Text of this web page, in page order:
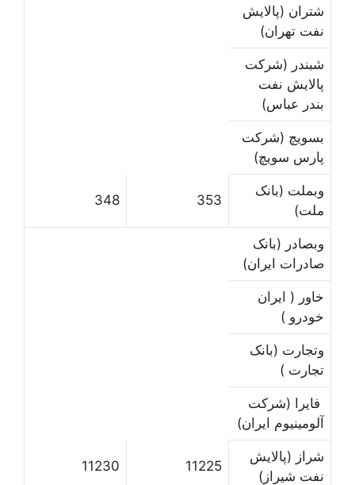
شتران (پالایش
نفت تهران)
شبندر (شرکت
پالایش نفت
بندر عباس)
بسویچ (شرکت
پارس سویچ)
وبملت (بانک
ملت)
353
348
وبصادر (بانک
صادرات ایران)
خاور ( ایران
خودرو )
وتجارت (بانک
تجارت )
فایرا (شرکت
آلومینیوم ایران)
شراز (پالایش
نفت شیراز)
11225
11230